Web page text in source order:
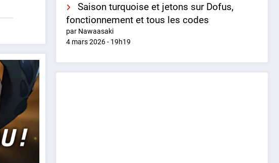
Saison turquoise et jetons sur Dofus,
fonctionnement et tous les codes
par Nawaasaki
4 mars 2026 - 19h19